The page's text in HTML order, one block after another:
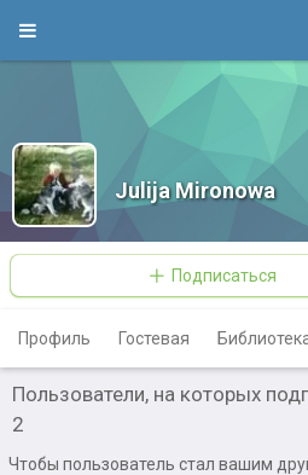
Julija Mironowa
Подписаться
Профиль Гостевая
Пользователи, на которых
2
Чтобы пользователь стал вашим